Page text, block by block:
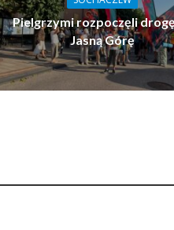
Pielgrzymi rozpoczęli
Jasną Górę